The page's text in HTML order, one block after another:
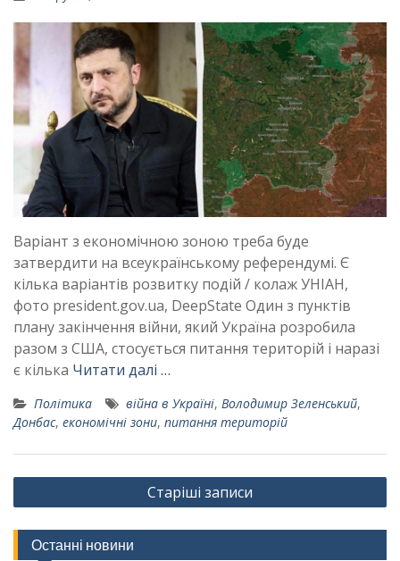
Варіант з економічною зоною треба буде
затвердити на всеукраїнському референдумі. Є
кілька варіантів розвитку подій / колаж УНІАН,
фото president.gov.ua, DeepState Один з пунктів
плану закінчення війни, який Україна розробила
разом з США, стосується питання територій і наразі
є кілька Читати далі …
Політика війна в Україні, Володимир Зеленський,
Донбас, економічні зони, питання територій
Навігація
за
записами
Старіші записи
Останні новини